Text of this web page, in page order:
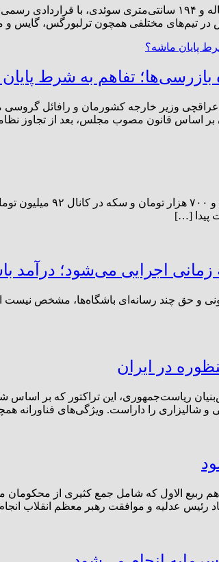
افق نیوز؛ به گزارش خبرگزاری تسنیم، مارکو یوهانسون،
در تیم‌های مختلفی همچون ترلبورگس، گایس و
بازرسی‌ها؛ تفاهم به شرط
وزیر خارجه کشورمان و رافائل گروسی
پبررسی روند بازار طلا
اجرایی می‌شود؛ درآمد
و حق چند رسانه‌ای باشگاه‌ها، مشخص نیست
در ایران
را داراست. ویژگی‌های فناورانه همچون چرخش
ربیع الاول که شامل جمع کثیری از
رئیس عدلیه و موافقت رهبر معظم انقلاب